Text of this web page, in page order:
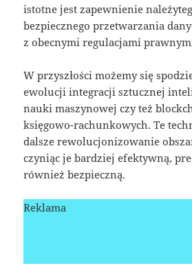
istotne jest zapewnienie
bezpiecznego przetwarzania
z obecnymi regulacjami
W przyszłości możemy się
ewolucji integracji sztucznej
nauki maszynowej czy też
księgowo-rachunkowych. Te
dalsze rewolucjonizowanie
czyniąc je bardziej efektywną,
również bezpieczną.
Reklama